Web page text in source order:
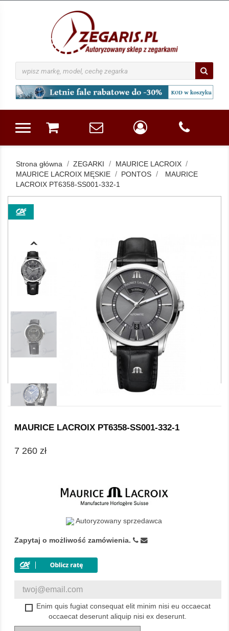
Strona główna ZEGARKI
MAURICE LACROIX
MAURICE LACROIX MĘSKIE
PONTOS
MAURICE
LACROIX PT6358-SS001-332-1
MAURICE LACROIX PT6358-SS001-332-1
7 260 zł
Autoryzowany sprzedawca
Zapytaj o możliwość zamówienia.
Enim quis fugiat consequat elit minim nisi eu occaecat
occaecat deserunt aliquip nisi ex deserunt.